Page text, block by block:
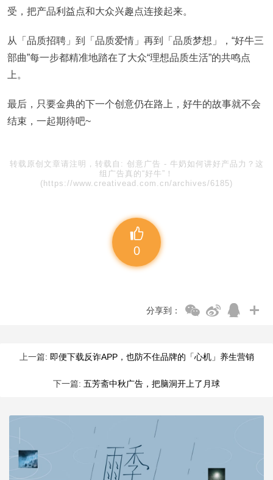
受，把产品利益点和大众兴趣点连接起来。
从「品质招聘」到「品质爱情」再到「品质梦想」，“好牛三
部曲”每一步都精准地踏在了大众“理想品质生活”的共鸣点
上。
最后，只要金典的下一个创意仍在路上，好牛的故事就不会
结束，一起期待吧~
转载原创文章请注明，转载自: 创意广告 - 牛奶如何讲好产品力？这
组广告真的“好牛”！
(https://www.creativead.com.cn/archives/6185)
0
分享到：
上一篇: 即便下载反诈APP，也防不住品牌的「心机」养生营销
下一篇: 五芳斋中秋广告，把脑洞开上了月球